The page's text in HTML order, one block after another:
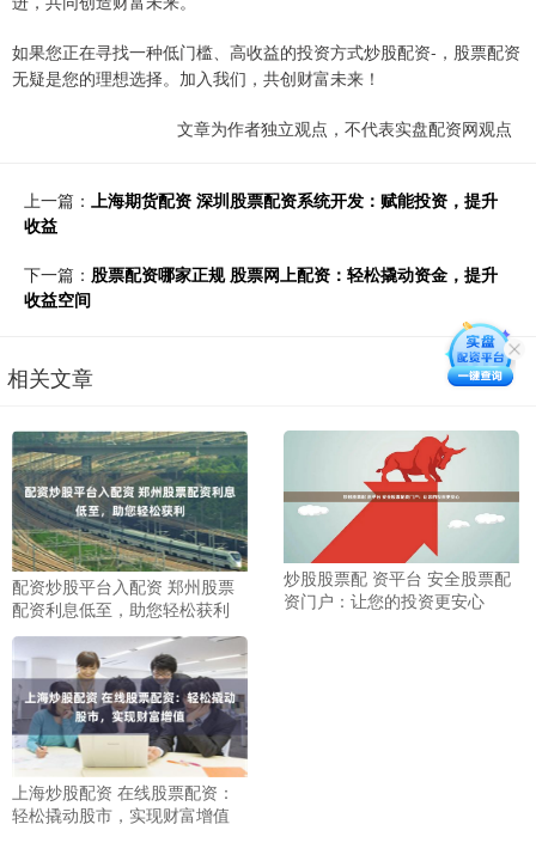
如果您正在寻找一种低门槛、高收益的投资方式炒股配资-，股票配资
无疑是您的理想选择。加入我们，共创财富未来！
文章为作者独立观点，不代表实盘配资网观点
上一篇： 上海期货配资 深圳股票配资系统开发：赋能投资，提升
收益
下一篇： 股票配资哪家正规 股票网上配资：轻松撬动资金，提升
收益空间
相关文章
配资炒股平台入配资 郑州股票
配资利息低至，助您轻松获利
炒股股票配 资平台 安全股票配
资门户：让您的投资更安心
上海炒股配资 在线股票配资：
轻松撬动股市，实现财富增值